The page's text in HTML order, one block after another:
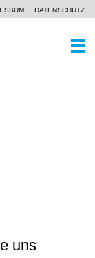
DATENSCHUTZ
uns